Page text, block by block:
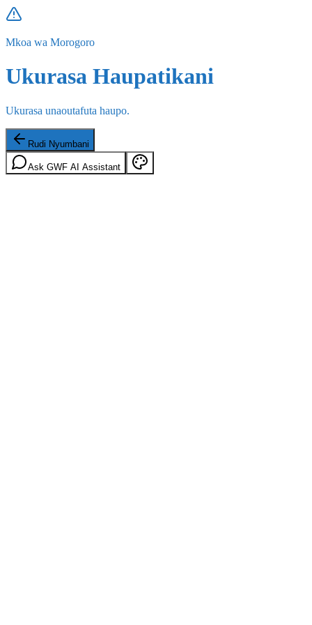
Mkoa wa Morogoro
Ukurasa Haupatikani
Ukurasa unaoutafuta haupo.
Rudi Nyumbani
Ask GWF AI Assistant